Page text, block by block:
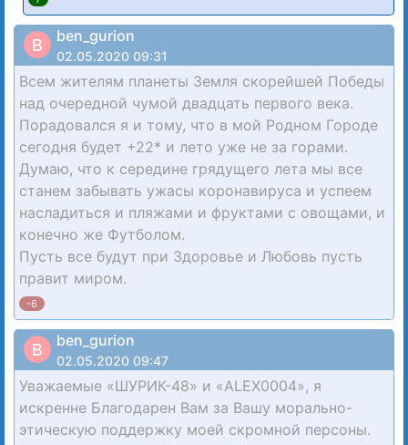
B ben_gurion
02.05.2020 09:31
Всем жителям планеты Земля скорейшей Победы
над очередной чумой двадцать первого века.
Порадовался я и тому, что в мой Родном Городе
сегодня будет +22* и лето уже не за горами.
Думаю, что к середине грядущего лета мы все
станем забывать ужасы коронавируса и успеем
насладиться и пляжами и фруктами с овощами, и
конечно же Футболом.
Пусть все будут при Здоровье и Любовь пусть
правит миром.
-6
B ben_gurion
02.05.2020 09:47
Уважаемые «ШУРИК-48» и «ALEX0004», я
искренне Благодарен Вам за Вашу морально-
этическую поддержку моей скромной персоны.